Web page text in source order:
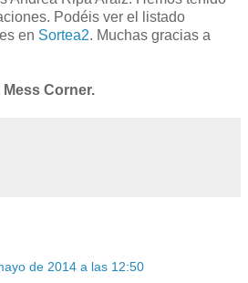
Podéis ver el listado
en Sortea2. Muchas gracias a
Corner.
de 2014 a las 12:50